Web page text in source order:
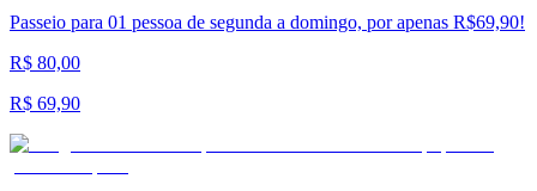
Passeio para 01 pessoa de segunda a domingo, por apenas R$69,90!
R$ 80,00
R$ 69,90